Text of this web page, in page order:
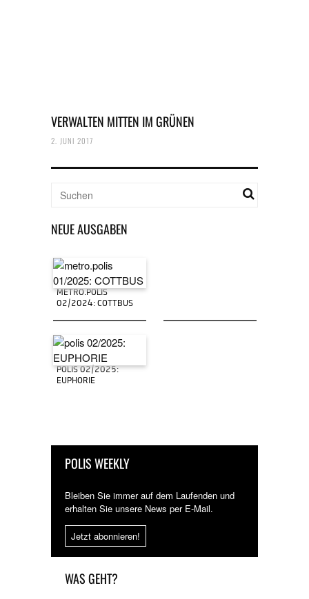
VERWALTEN MITTEN IM GRÜNEN
2. JUNI 2017
NEUE AUSGABEN
METRO.POLIS
02/2024: COTTBUS
POLIS 02/2025:
EUPHORIE
POLIS WEEKLY
Bleiben Sie immer auf dem Laufenden und
erhalten Sie unsere News per E-Mail.
Jetzt abonnieren!
WAS GEHT?